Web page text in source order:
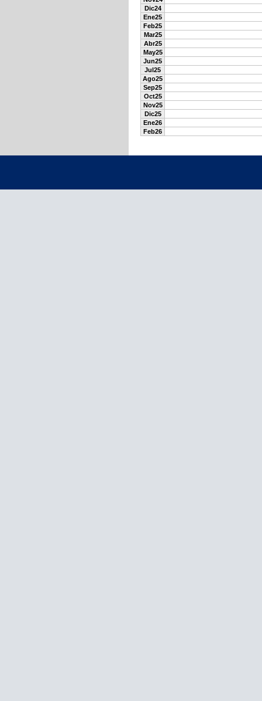
Dic24
Ene25
Feb25
Mar25
Abr25
May25
Jun25
Jul25
Ago25
Sep25
Oct25
Nov25
Dic25
Ene26
Feb26